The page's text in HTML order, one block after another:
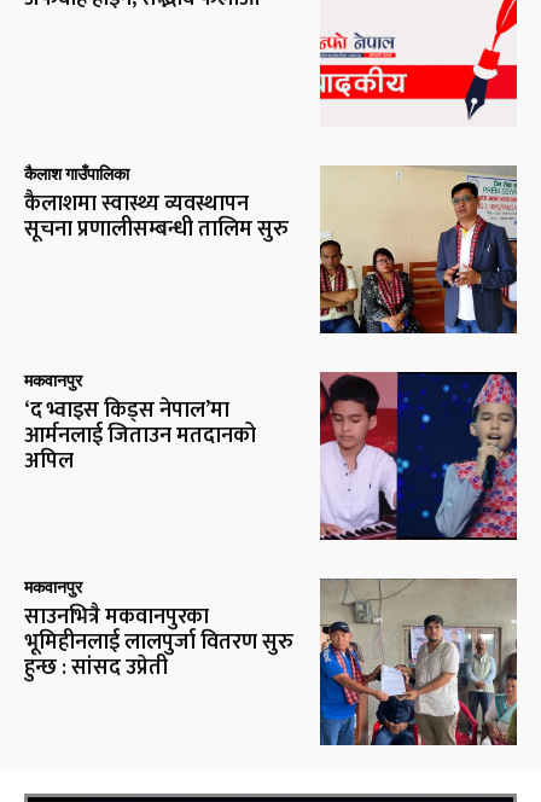
कैलाश गाउँपालिका
कैलाशमा स्वास्थ्य व्यवस्थापन
सूचना प्रणालीसम्बन्धी तालिम सुरु
मकवानपुर
‘द भ्वाइस किड्स नेपाल’मा
आर्मनलाई जिताउन मतदानको
अपिल
मकवानपुर
साउनभित्रै मकवानपुरका
भूमिहीनलाई लालपुर्जा वितरण सुरु
हुन्छ : सांसद उप्रेती